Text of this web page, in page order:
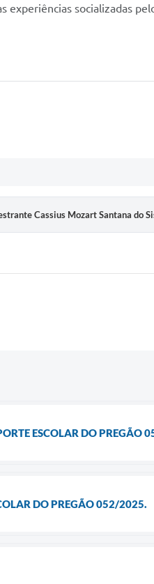
experiências socializadas
Cassius Mozart Santana do
ESCOLAR DO PREGÃO
DO PREGÃO 052/2025.